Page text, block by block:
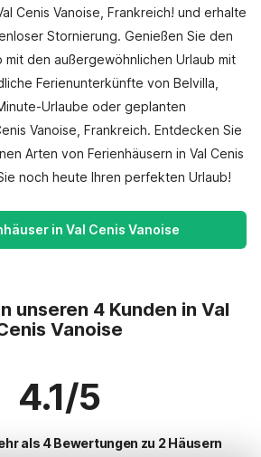
Cenis Vanoise, Frankreich! und erhalte
Stornierung. Genießen Sie den
mit den außergewöhnlichen Urlaub mit
Ferienunterkünfte von Belvilla,
Urlaube oder geplanten
Vanoise, Frankreich. Entdecken Sie
Arten von Ferienhäusern in Val Cenis
noch heute Ihren perfekten Urlaub!
in Val Cenis Vanoise
unseren 4 Kunden in Val
Vanoise
4.1/5
als 4 Bewertungen zu 2 Häusern